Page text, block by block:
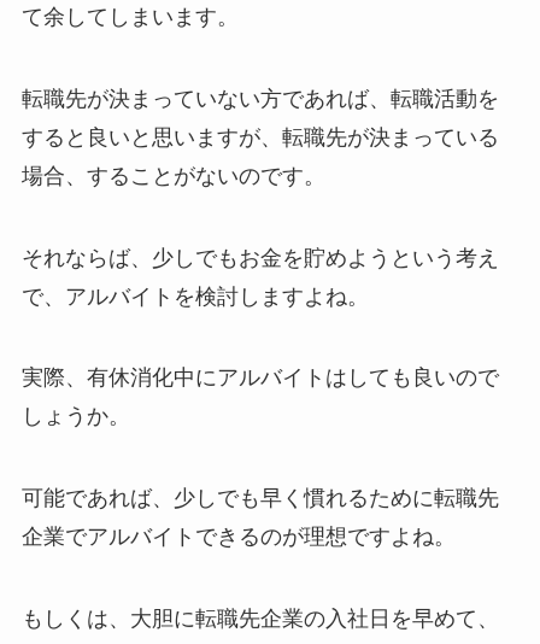
て余してしまいます。
転職先が決まっていない方であれば、転職活動を
すると良いと思いますが、転職先が決まっている
場合、することがないのです。
それならば、少しでもお金を貯めようという考え
で、アルバイトを検討しますよね。
実際、有休消化中にアルバイトはしても良いので
しょうか。
可能であれば、少しでも早く慣れるために転職先
企業でアルバイトできるのが理想ですよね。
もしくは、大胆に転職先企業の入社日を早めて、